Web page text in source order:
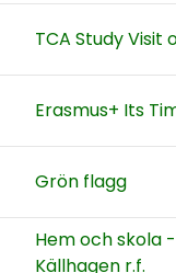
TCA Study Visit
Erasmus+ Its
Grön flagg
Hem och skola
Källhagen r.f.